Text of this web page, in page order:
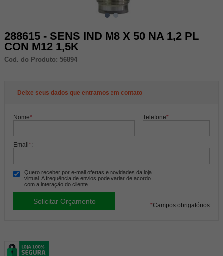
288615 - SENS IND M8 X 50 NA 1,2 PL
CON M12 1,5K
Cod. do Produto: 56894
Deixe seus dados que entramos em contato
Nome*: Telefone*:
Email*:
Quero receber por e-mail ofertas e novidades da loja
virtual. A frequência de envios pode variar de acordo
com a interação do cliente.
*Campos obrigatórios